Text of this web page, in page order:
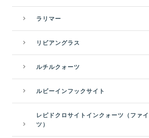
ラリマー
リビアングラス
ルチルクォーツ
ルビーインフックサイト
レピドクロサイトインクォーツ（ファ
ツ）